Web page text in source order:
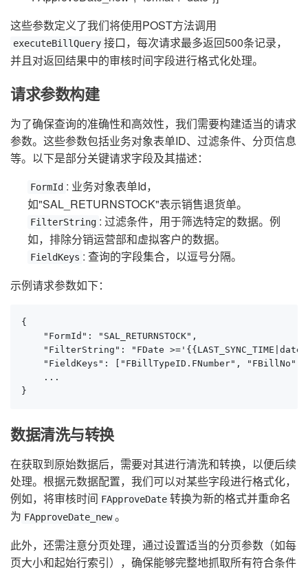
这些参数定义了我们将使用POST方法调用
executeBillQuery 接口，每次请求最多返回500条记录，
并且对返回结果中的审核时间字段进行格式化处理。
请求参数构建
为了确保查询的准确性和高效性，我们需要构建适当的请求
参数。这些参数包括业务对象表单ID、过滤条件、分页信息
等。以下是部分关键请求字段及其描述：
FormId : 业务对象表单Id，
如"SAL_RETURNSTOCK"表示销售退货单。
FilterString : 过滤条件，用于筛选特定的数据。例
如，排除分销运营部和虚拟客户的数据。
FieldKeys : 查询的字段集合，以逗号分隔。
示例请求参数如下：
{
    "FormId": "SAL_RETURNSTOCK",
"FilterString": "FDate
"FieldKeys": ["FBillTypeID.FNumber", "FBillNo",
    ...
}
数据清洗与转换
在获取到原始数据后，需要对其进行清洗和转换，以便后续
处理。根据元数据配置，我们可以对某些字段进行格式化，
例如，将审核时间 FApproveDate 转换为新的格式并重命名
为 FApproveDate_new 。
此外，还需注意分页处理，通过设置适当的分页参数（如每
页大小和起始行索引），确保能够完整地抓取所有符合条件